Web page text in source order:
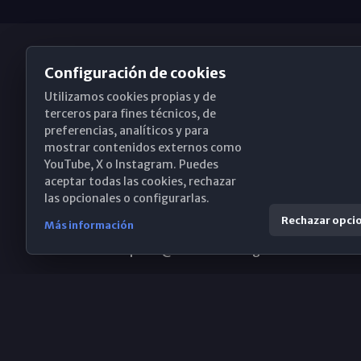
Obispado de Málaga
Santa María, 18-20. 29015 Málaga
(+34) 952 224 386
Configuración de cookies
Utilizamos cookies propias y de
terceros para fines técnicos, de
preferencias, analíticos y para
mostrar contenidos externos como
YouTube, X o Instagram. Puedes
aceptar todas las cookies, rechazar
las opcionales o configurarlas.
Más información Rechazar